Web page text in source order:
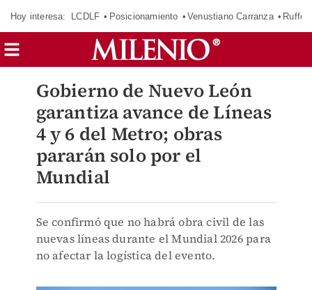
Hoy interesa: LCDLF Posicionamiento Venustiano Carranza Ruffo
Gobierno de Nuevo León
garantiza avance de Líneas
4 y 6 del Metro; obras
pararán solo por el
Mundial
Se confirmó que no habrá obra civil de las
nuevas líneas durante el Mundial 2026 para
no afectar la logística del evento.